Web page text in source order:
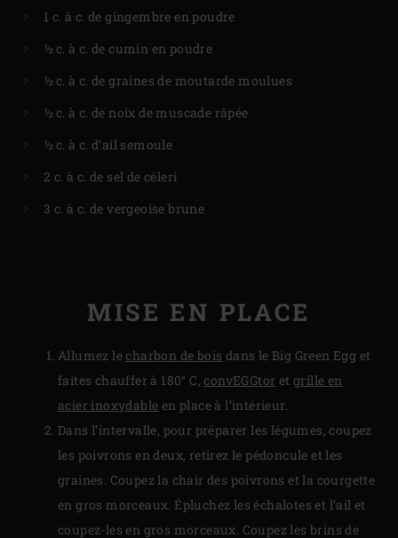
1 c. à c. de gingembre en poudre
½ c. à c. de cumin en poudre
½ c. à c. de graines de moutarde moulues
½ c. à c. de noix de muscade râpée
½ c. à c. d’ail semoule
2 c. à c. de sel de céleri
3 c. à c. de vergeoise brune
MISE EN PLACE
Allumez lecharbon de bois dans le Big Green Egg et
faites chauffer à 180° C,convEGGtor etgrille en
acier inoxydable en place à l’intérieur.
Dans l’intervalle, pour préparer les légumes, coupez
les poivrons en deux, retirez le pédoncule et les
graines. Coupez la chair des poivrons et la courgette
en gros morceaux. Épluchez les échalotes et l’ail et
coupez-les en gros morceaux. Coupez les brins de